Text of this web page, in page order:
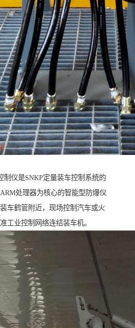
制仪是SNKP定量装车控制系统的
处理器为核心的智能型防爆仪
车鹤管附近，现场控制汽车或火
工业控制网络连结装车机。